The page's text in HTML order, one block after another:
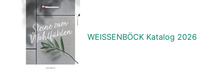
WEISSENBÖCK Katalog 2026